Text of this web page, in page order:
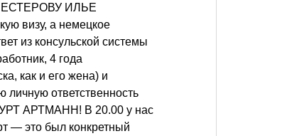
ИЛЬЕ
визу, а немецкое
из консульской системы
4 года
как и его жена) и
ответственность
АРТМАНН! В 20.00 у нас
— это был конкретный